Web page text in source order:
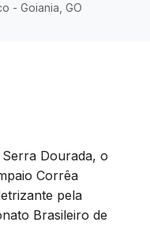
- Goiania, GO
Dourada, o
Corrêa
pela
Brasileiro de